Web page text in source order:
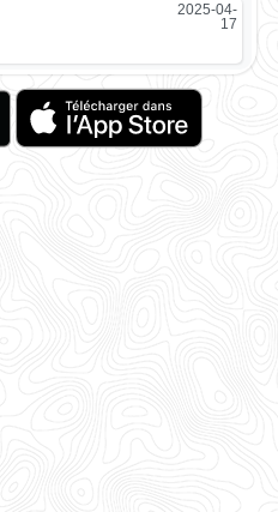
2025-04-
17